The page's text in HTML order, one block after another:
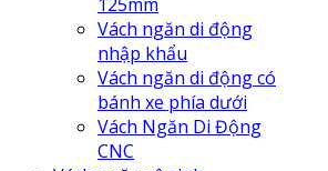
Vách ngăn di động
nhập khẩu
Vách ngăn di động có
bánh xe phía dưới
Vách Ngăn Di Động
CNC